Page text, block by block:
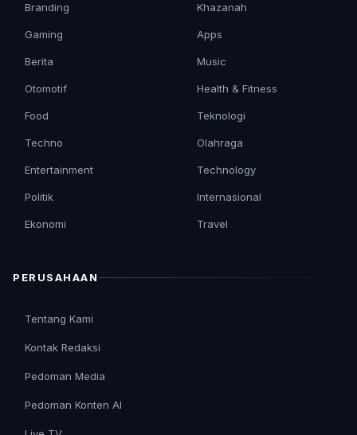
Branding
Gaming
Berita
Otomotif
Khazanah
Apps
Music
Health & Fitness
Food
Techno
Entertainment
Politik
Ekonomi
Teknologi
Olahraga
Technology
Internasional
Travel
PERUSAHAAN
Tentang Kami
Kontak Redaksi
Pedoman Media
Pedoman Konten AI